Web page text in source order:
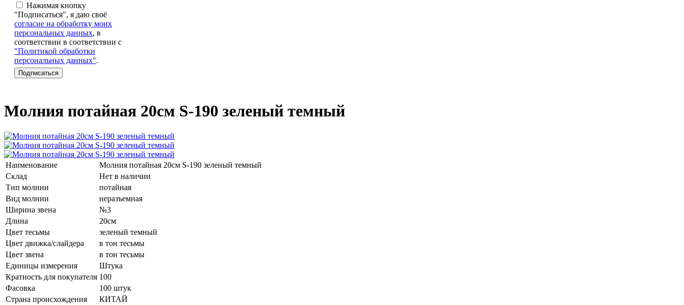
Нажимая кнопку
"Подписаться", я даю своё
согласие на обработку моих
персональных данных, в
соответствии в соответствии с
"Политикой обработки
персональных данных".
Молния потайная 20см S-190 зеленый темный
Наименование
Молния потайная 20см S-190 зеленый темный
Склад
Нет в наличии
Тип молнии
потайная
Вид молнии
неразъемная
Ширина звена
№3
Длина
20см
Цвет тесьмы
зеленый темный
Цвет движка/слайдера
в тон тесьмы
Цвет звена
в тон тесьмы
Единицы измерения
Штука
Кратность для покупателя 100
Фасовка
100 штук
Страна происхождения
КИТАЙ